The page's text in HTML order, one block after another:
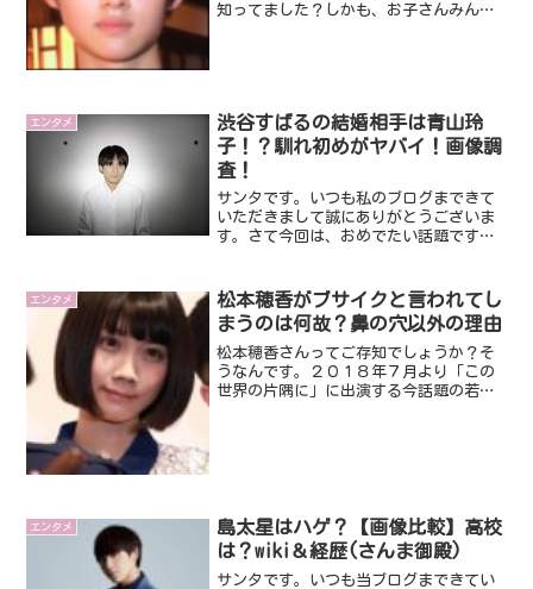
知ってました？しかも、お子さんみんな
エンタメ
渋谷すばるの結婚相手は青山玲
子！？馴れ初めがヤバイ！画像調
査！
サンタです。いつも私のブログまできて
いただきまして誠にありがとうございま
す。さて今回は、おめでたい話題です。
な例のアレの影響もあって、あまり良い
ニュースがなかったので結...
エンタメ
松本穂香がブサイクと言われてし
まうのは何故？鼻の穴以外の理由
松本穂香さんってご存知でしょうか？そ
うなんです。２０１８年７月より「この
世界の片隅に」に出演する今話題の若手
エンタメ
島太星はハゲ？【画像比較】高校
は？wiki＆経歴(さんま御殿)
サンタです。いつも当ブログまできてい